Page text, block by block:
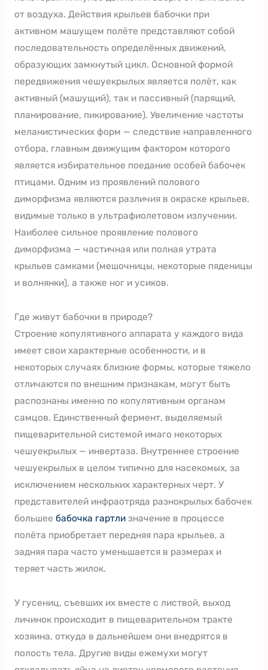
от воздуха. Действия крыльев бабочки при
активном машущем полёте представляют собой
последовательность определённых движений,
образующих замкнутый цикл. Основной формой
передвижения чешуекрылых является полёт, как
активный (машущий), так и пассивный (парящий,
планирование, пикирование). Увеличение частоты
меланистических форм — следствие направленного
отбора, главным движущим фактором которого
является избирательное поедание особей бабочек
птицами. Одним из проявлений полового
диморфизма являются различия в окраске крыльев,
видимые только в ультрафиолетовом излучении.
Наиболее сильное проявление полового
диморфизма — частичная или полная утрата
крыльев самками (мешочницы, некоторые пяденицы
и волнянки), а также ног и усиков.
Где живут бабочки в природе?
Строение копулятивного аппарата у каждого вида
имеет свои характерные особенности, и в
некоторых случаях близкие формы, которые тяжело
отличаются по внешним признакам, могут быть
распознаны именно по копулятивным органам
самцов. Единственный фермент, выделяемый
пищеварительной системой имаго некоторых
чешуекрылых — инвертаза. Внутреннее строение
чешуекрылых в целом типично для насекомых, за
исключением нескольких характерных черт. У
представителей инфраотряда разнокрылых бабочек
большее бабочка гартлизначение в процессе
полёта приобретает передняя пара крыльев, а
задняя пара часто уменьшается в размерах и
теряет часть жилок.
У гусениц, съевших их вместе с листвой, выход
личинок происходит в пищеварительном тракте
хозяина, откуда в дальнейшем они внедрятся в
полость тела. Другие виды ежемухи могут